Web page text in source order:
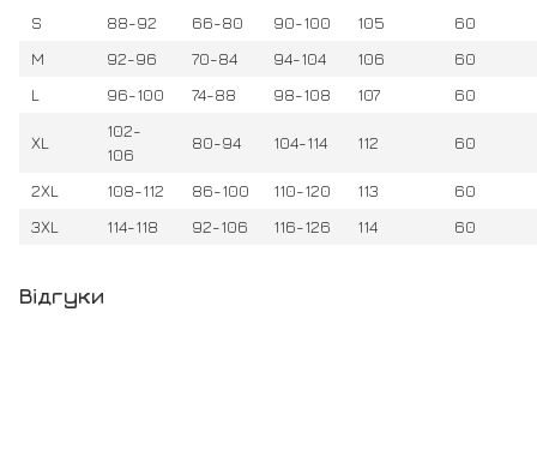
S 88-92 66-80 90-100 105
60
M
92-96 70-84 94-104 106
60
L
96-100 74-88 98-108 107 60
XL
102-
106
80-94 104-114 112 60
2XL 108-112 86-100 110-120 113
60
3XL
114-118 92-106 116-126 114 60
Відгуки